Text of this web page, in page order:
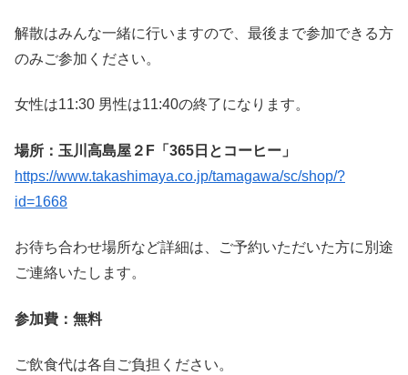
解散はみんな一緒に行いますので、最後まで参加できる方
のみご参加ください。
女性は11:30 男性は11:40の終了になります。
場所：玉川高島屋２F「365日とコーヒー」
https://www.takashimaya.co.jp/tamagawa/sc/shop/?
id=1668
お待ち合わせ場所など詳細は、ご予約いただいた方に別途
ご連絡いたします。
参加費：無料
ご飲食代は各自ご負担ください。